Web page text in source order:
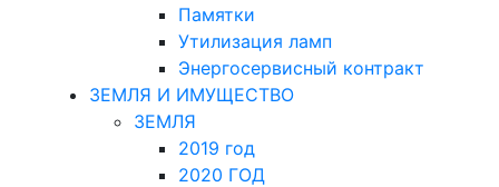
Памятки
Утилизация ламп
Энергосервисный контракт
ЗЕМЛЯ И ИМУЩЕСТВО
ЗЕМЛЯ
2019 год
2020 ГОД